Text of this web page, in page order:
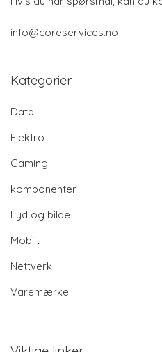
info@coreservices.no
Kategorier
Data
Elektro
Gaming
komponenter
Lyd og bilde
Mobilt
Nettverk
Varemærke